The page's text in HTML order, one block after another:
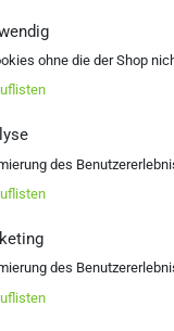
100g:
Fettsäuren: 0,4 g
46% (Erbsen*,
Erbsenprotein*,
* Aus kontrolliert
Kann enthalten: Soja
ohne die der Shop
des
des